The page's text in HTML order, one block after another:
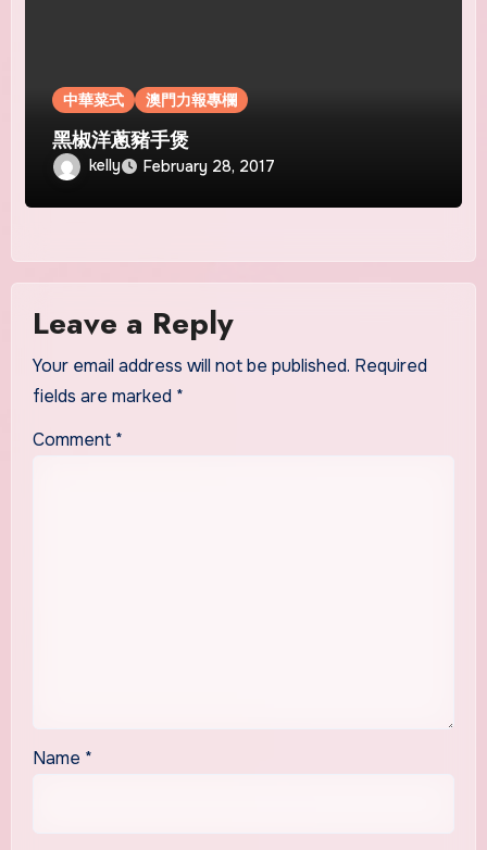
中華菜式 澳門力報專欄
黑椒洋蔥豬手煲
kelly February 28, 2017
Leave a Reply
Your email address will not be published. Required
fields are marked *
Comment *
Name *